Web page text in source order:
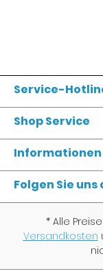
denen
zu
Points
wie
andere
und
könnten.
Service-
Shop Service
Informationen
Folgen Sie uns
* Alle
Versandkosten